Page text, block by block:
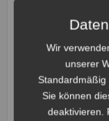
Feldspieler
Berger
Torwart
Dennis
Ring
Feldspieler
Wir
unserer
Standardmäßig
Sie können
deaktivieren.